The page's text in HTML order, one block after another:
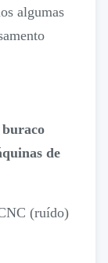
algumas
buraco
de
(ruído)